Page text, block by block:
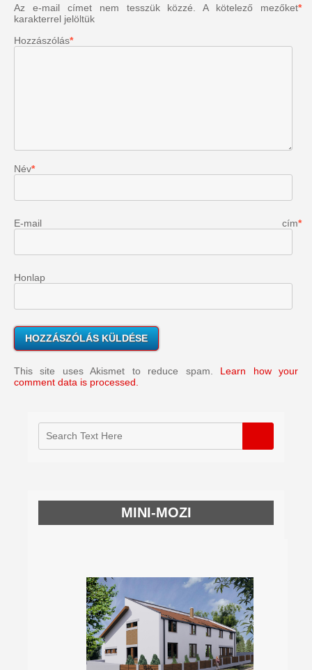
Az e-mail címet nem tesszük közzé. A kötelező mezőket*
karakterrel jelöltük
Hozzászólás*
Név*
E-mail cím*
Honlap
This site uses Akismet to reduce spam. Learn how your
comment data is processed.
MINI-MOZI